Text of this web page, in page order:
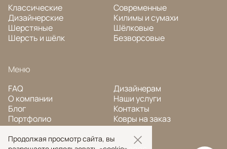
Классические
Дизайнерские
Шерстяные
Шерсть и шёлк
Современные
Килимы и сумахи
Шёлковые
Безворсовые
Меню
FAQ
О компании
Блог
Портфолио
Дизайнерам
Наши услуги
Контакты
Ковры на заказ
Продолжая просмотр сайта, вы